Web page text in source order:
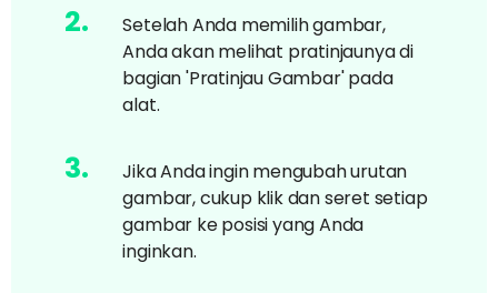
2.
Setelah Anda memilih gambar,
Anda akan melihat pratinjaunya di
bagian 'Pratinjau Gambar' pada
alat.
3.
Jika Anda ingin mengubah urutan
gambar, cukup klik dan seret setiap
gambar ke posisi yang Anda
inginkan.